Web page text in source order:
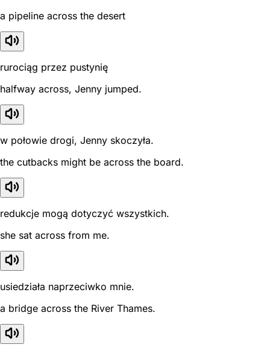
a pipeline across the desert
rurociąg przez pustynię
halfway across, Jenny jumped.
w połowie drogi, Jenny skoczyła.
the cutbacks might be across the board.
redukcje mogą dotyczyć wszystkich.
she sat across from me.
usiedziała naprzeciwko mnie.
a bridge across the River Thames.